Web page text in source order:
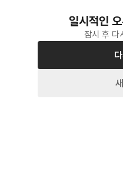
일시적인
잠시 후 다